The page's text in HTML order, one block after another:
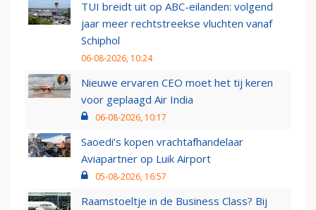
TUI breidt uit op ABC-eilanden: volgend
jaar meer rechtstreekse vluchten vanaf
Schiphol
06-08-2026, 10:24
Nieuwe ervaren CEO moet het tij keren
voor geplaagd Air India
06-08-2026, 10:17
Saoedi’s kopen vrachtafhandelaar
Aviapartner op Luik Airport
05-08-2026, 16:57
Raamstoeltje in de Business Class? Bij